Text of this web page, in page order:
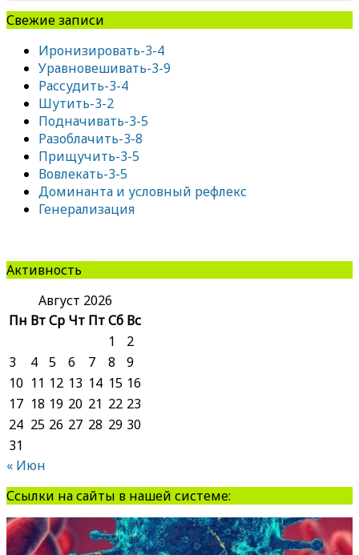
Свежие записи
Иронизировать-3-4
Уравновешивать-3-9
Рассудить-3-4
Шутить-3-2
Подначивать-3-5
Разоблачить-3-8
Прищучить-3-5
Вовлекать-3-5
Доминанта и условный рефлекс
Генерализация
Активность
Август 2026
Пн ВтСр Чт ПтСб Вс
1
2
3
4 5 6 7 8
9
10 11 12 13 14 15 16
17 18 19 20 21 22 23
24 25 26 27 28 29 30
31
« Июн
Ссылки на сайты в нашей системе: